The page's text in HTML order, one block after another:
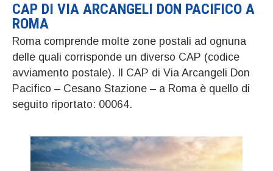
CAP DI VIA ARCANGELI DON PACIFICO A
ROMA
Roma comprende molte zone postali ad ognuna
delle quali corrisponde un diverso CAP (codice
avviamento postale). Il CAP di Via Arcangeli Don
Pacifico – Cesano Stazione – a Roma è quello di
seguito riportato: 00064.